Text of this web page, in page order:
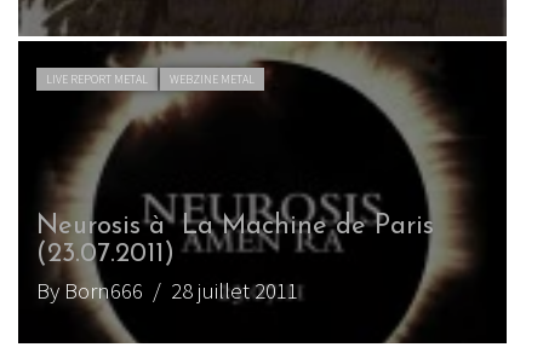
LIVE REPORT METAL WEBZINE METAL
Neurosis à La Machine de Paris
(23.07.2011)
By Born666 / 28 juillet 2011